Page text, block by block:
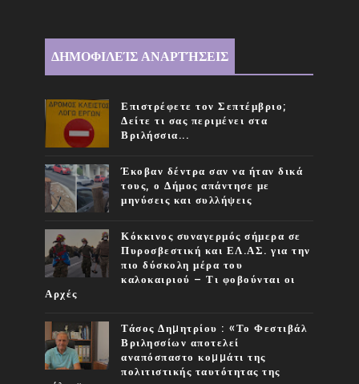
ΔΗΜΟΦΙΛΕΊΣ ΑΝΑΡΤΉΣΕΙΣ
Επιστρέφετε τον Σεπτέμβριο;
Δείτε τι σας περιμένει στα
Βριλήσσια...
Έκοβαν δέντρα σαν να ήταν δικά
τους, ο Δήμος απάντησε με
μηνύσεις και συλλήψεις
Κόκκινος συναγερμός σήμερα σε
Πυροσβεστική και ΕΛ.ΑΣ. για την
πιο δύσκολη μέρα του
καλοκαιριού – Τι φοβούνται οι
Αρχές
Τάσος Δηµητρίου : «Το Φεστιβάλ
Βριλησσίων αποτελεί
αναπόσπαστο κοµµάτι της
πολιτιστικής ταυτότητας της